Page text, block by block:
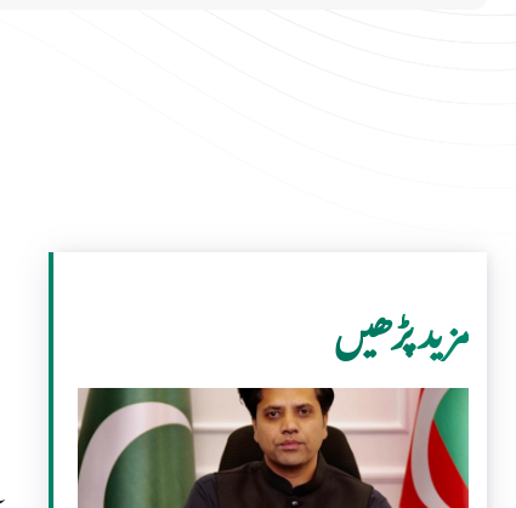
مزید پڑھیں